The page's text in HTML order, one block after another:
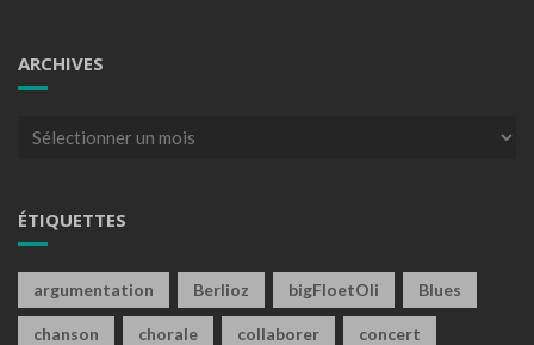
ARCHIVES
Archives
ÉTIQUETTES
argumentation Berlioz bigFloetOli Blues
chanson chorale collaborer concert